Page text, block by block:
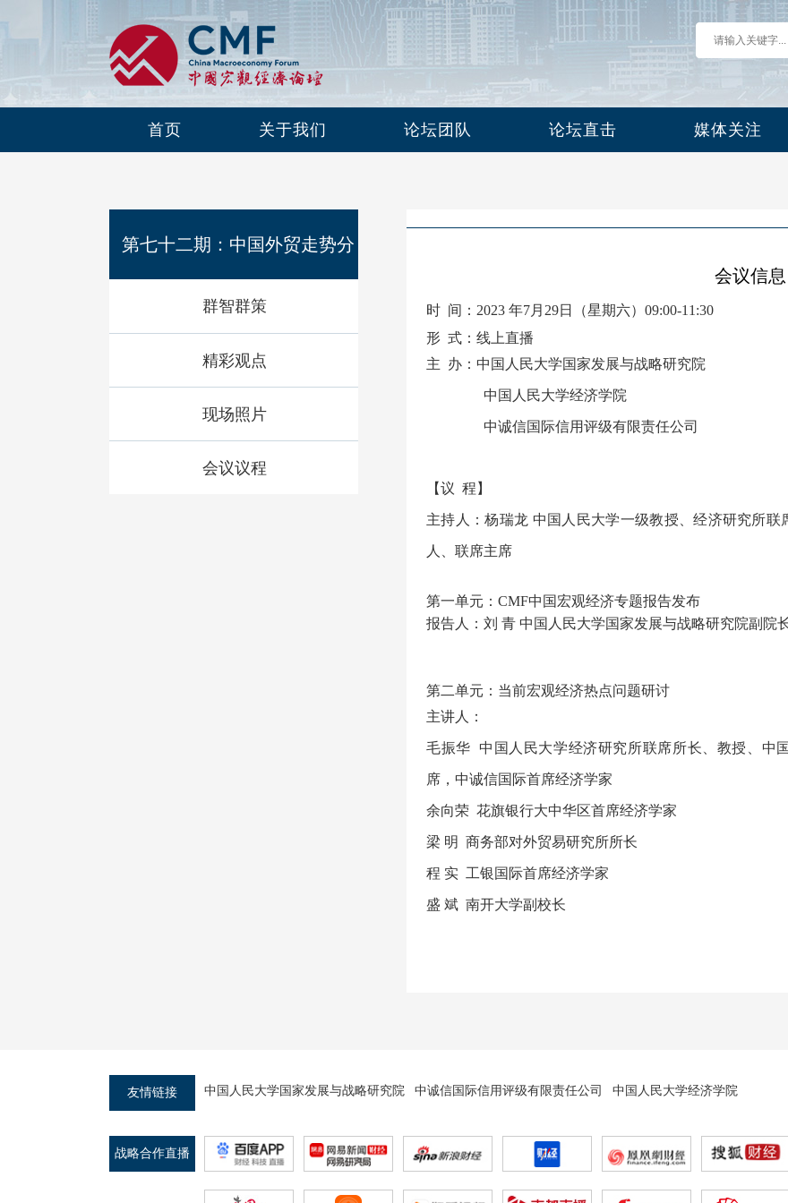
首页 关于我们 论坛团队 论坛直击 媒体关注
第七十二期：中国外贸走势分
析及预测
群智群策
精彩观点
现场照片
会议议程
会议信息
时 间： 2023 年7月 29日（星期六）09:00-11 :30
形 式：线上直播
主 办：中国人民大学国家发展与战略研究院
中国人民大学经济学院
中诚信国际信用评级有限责任公司
【议 程】
主持人：杨瑞龙 中国人民大学一级教授、经济研究所联
人、联席主席
第一单元： CMF中国宏观经济专题报告发布
报告人：刘 青 中国人民大学国家发展与战略研究院副院
第二单元：当前宏观经济热点问题研讨
主讲人：
毛振华 中国人民大学经济研究所联席所长、教授、中
席，中诚信国际首席经济学家
余向荣 花旗银行大中华区首席经济学家
梁 明 商务部对外贸易研究所所长
程 实 工银国际首席经济学家
盛 斌 南开大学副校长
友情链接 中国人民大学国家发展与战略研究院 中诚信国际信用评级有限责任公司 中国人民大学经济学院
战略合作直播